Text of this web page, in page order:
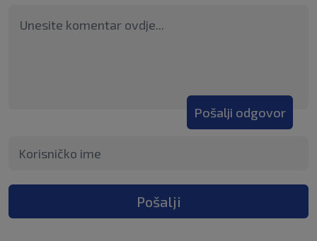
Pošalji odgovor
Pošalji